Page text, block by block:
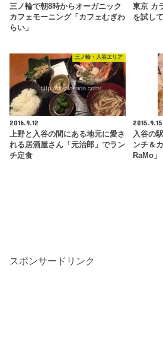
三ノ輪で朝8時からオーガニック
カフェモーニング「カフェむぎわ
らい」
東京 カ
を試し
三ノ輪・入谷エリア
2016.9.12
上野と入谷の間にある地元に愛さ
れる居酒屋さん「元治郎」でラン
チ定食
2015.9.15
入谷の
ンチ＆
RaMo」
スポンサードリンク